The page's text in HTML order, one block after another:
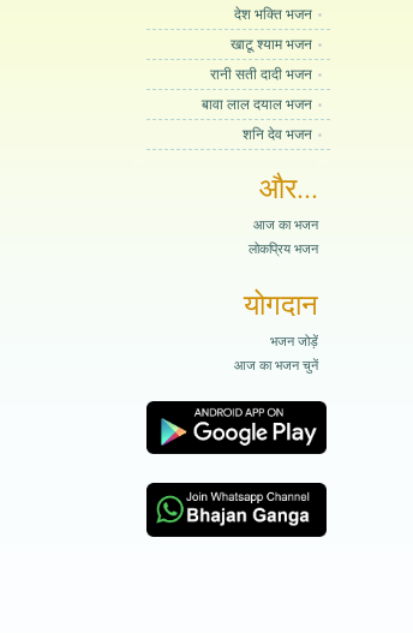
देश भक्ति भजन
खाटू श्याम भजन
रानी सती दादी भजन
बावा लाल दयाल भजन
शनि देव भजन
और...
आज का भजन
लोकप्रिय भजन
योगदान
भजन जोड़ें
आज का भजन चुनें